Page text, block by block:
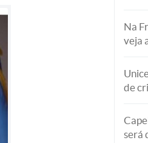
Na
veja
de
será